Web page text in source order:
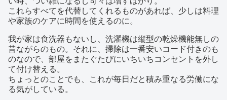
これらすべてを代替してくれるものがあれば、少しは料理
や家族のケアに時間を使えるのに。
我が家は食洗器もないし、洗濯機は縦型の乾燥機能無しの
昔ながらのもの。それに、掃除は一番安いコード付きのも
のなので、部屋をまたぐたびにいちいちコンセントを外し
て付け替える。
ちょっとのことでも、これが毎日だと積み重なる労働にな
る気がしている。